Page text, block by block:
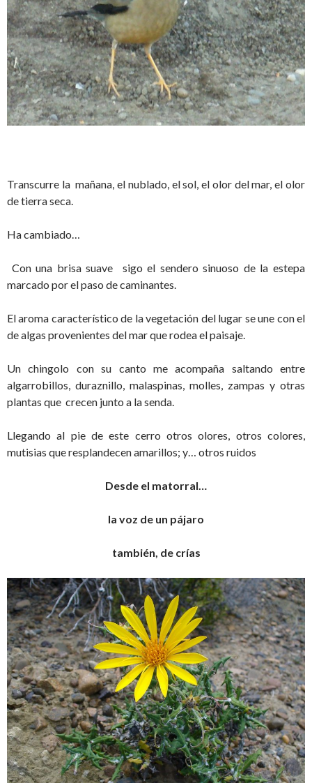
Transcurre la mañana, el nublado, el sol, el olor del mar, el olor
de tierra seca.
Ha cambiado…
Con una brisa suave sigo el sendero sinuoso de la estepa
marcado por el paso de caminantes.
El aroma característico de la vegetación del lugar se une con el
de algas provenientes del mar que rodea el paisaje.
Un chingolo con su canto me acompaña saltando entre
algarrobillos, duraznillo, malaspinas, molles, zampas y otras
plantas que crecen junto a la senda.
Llegando al pie de este cerro otros olores, otros colores,
mutisias que resplandecen amarillos; y… otros ruidos
Desde el matorral…
la voz de un pájaro
también, de crías